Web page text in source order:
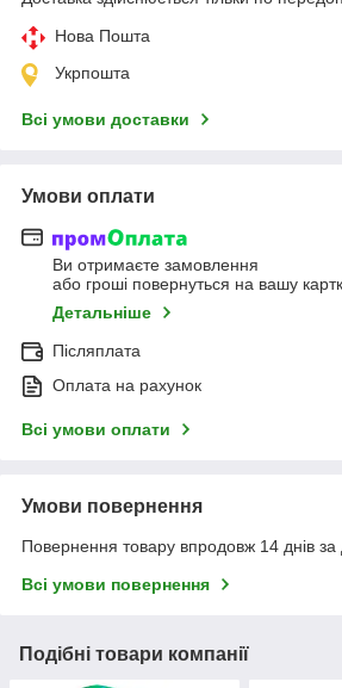
Нова Пошта
Укрпошта
Всі умови доставки
Умови оплати
Ви отримаєте замовлення
або гроші повернуться на вашу
Детальніше
Післяплата
Оплата на рахунок
Всі умови оплати
Умови повернення
Повернення товару впродовж 14 днів за
Всі умови повернення
Подібні товари компанії